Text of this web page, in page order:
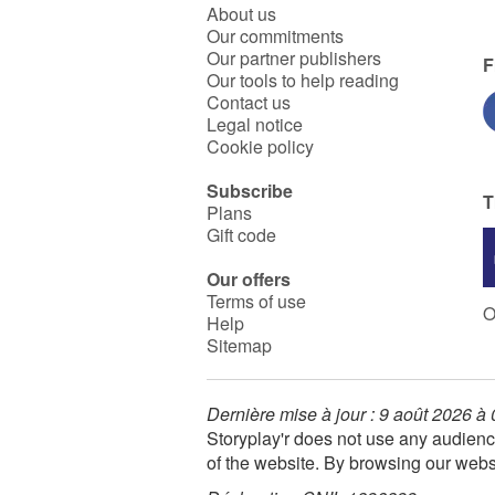
Christmas, Cat and Mouse!
About us
Our commitments
Our partner publishers
Our tools to help reading
Contact us
Legal notice
Cookie policy
Subscribe
Plans
Gift code
Our offers
Terms of use
Help
Sitemap
Dernière mise à jour : 9 août 2026 à
Storyplay'r does not use any
of the website. By browsing our